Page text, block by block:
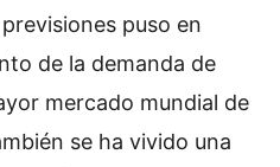
puso en
de la demanda de
mercado mundial de
se ha vivido una